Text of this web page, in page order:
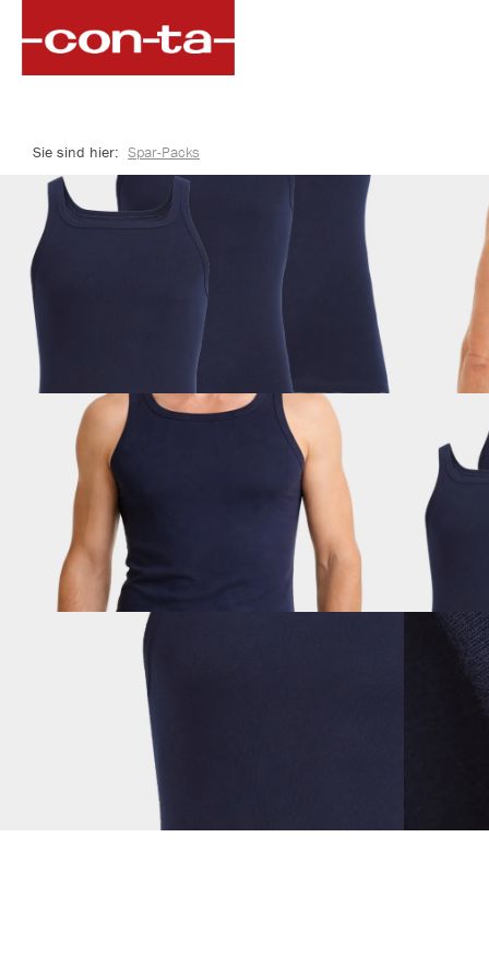
Zur Hauptnavigation springen
Sie sind hier: Spar-Packs